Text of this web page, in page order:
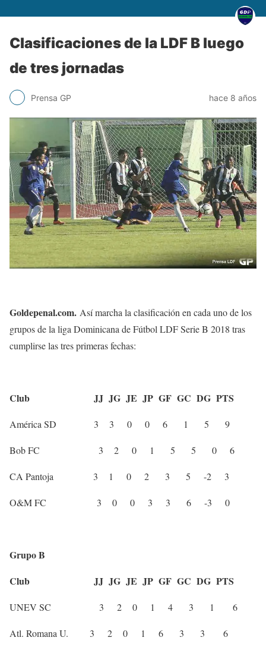
Clasificaciones de la LDF B luego
de tres jornadas
Prensa GP hace 8 años
Goldepenal.com. Así marcha la clasificación en cada uno de los
grupos de la liga Dominicana de Fútbol LDF Serie B 2018 tras
cumplirse las tres primeras fechas:
Club JJ JG JE JP GF GC DG PTS
América SD 3 3 0 0 6 1 5 9
Bob FC 3 2 0 1 5 5 0 6
CA Pantoja 3 1 0 2 3 5 -2 3
O&M FC 3 0 0 3 3 6 -3 0
Grupo B
Club JJ JG JE JP GF GC DG PTS
UNEV SC 3 2 0 1 4 3 1 6
Atl. Romana U. 3 2 0 1 6 3 3 6